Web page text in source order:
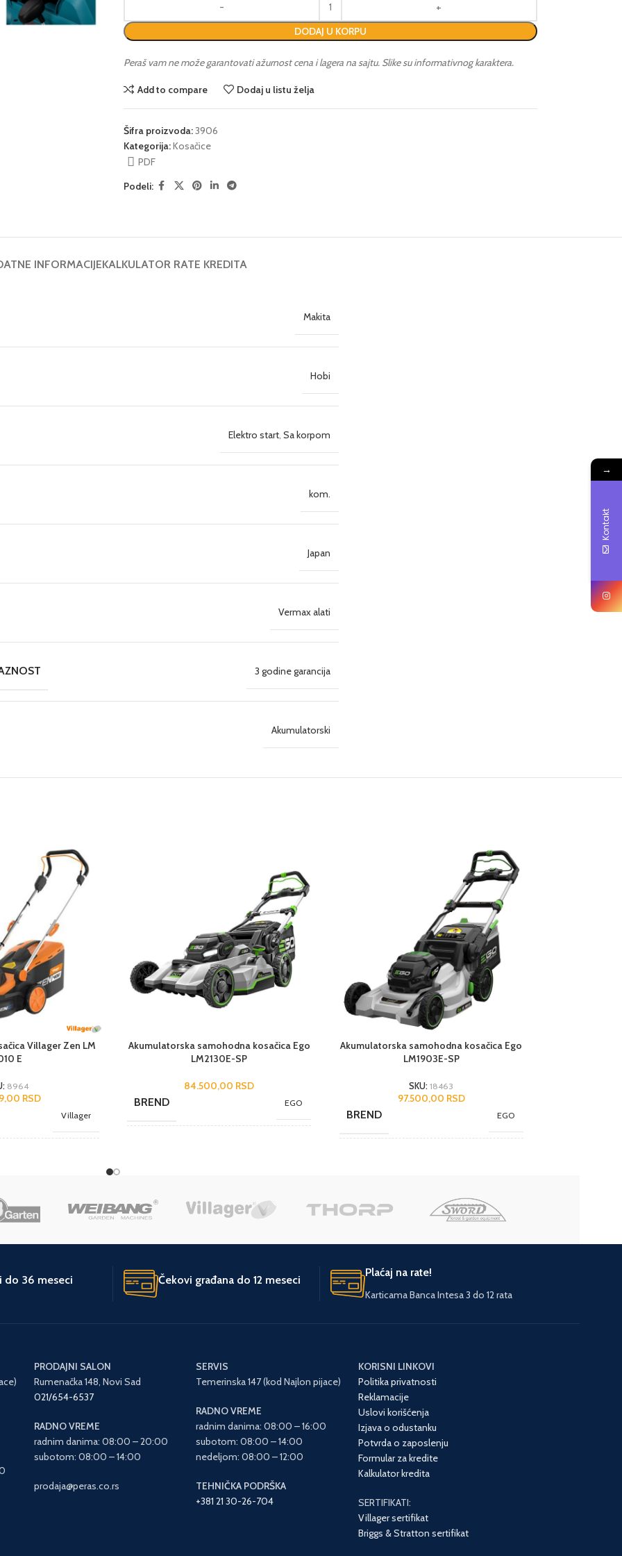
DODAJ U KORPU
Peraš vam ne može garantovati ažurnost cena i lagera na sajtu. Slike su informativnog karaktera.
Add to compare Dodaj u listu želja
Šifra proizvoda:3906
Kategorija:Kosačice
PDF
Podeli:
INFORMACIJEKALKULATOR RATE KREDITA
Makita
Hobi
Elektro start, Sa korpom
kom.
Japan
Vermax alati
3 godine garancija
Akumulatorski
Villager Zen LM
E
8964
RSD
Villager
Elektro start Sa korpom
Akumulatorska samohodna kosačica Ego
LM2130E-SP
84.500,00 RSD
BREND EGO
Samohodna
JEDINICA MERE kom.
ZEMLJA POREKLA
Akumulatorska samohodna kosačica Ego
LM1903E-SP
SKU:18463
97.500,00 RSD
BREND EGO
DODACI Elektro start,Sa korpom
Samohodna
UVOZNIK
do 36 meseci Čekovi građana do 12 meseci
Plaćaj na rate!
Karticama Banca Intesa 3 do 12 rata
PRODAJNI SALON
Rumenačka 148, Novi Sad
021/654-6537
RADNO VREME
radnim danima: 08:00 – 20:00
subotom: 08:00 – 14:00
prodaja@peras.co.rs
SERVIS
Temerinska 147 (kod Najlon pijace)
RADNO VREME
radnim danima: 08:00 – 16:00
subotom: 08:00 – 14:00
nedeljom: 08:00 – 12:00
TEHNIČKA PODRŠKA
+381 21 30-26-704
KORISNI LINKOVI
Politika privatnosti
Reklamacije
Uslovi korišćenja
Izjava o odustanku
Potvrda o zaposlenju
Formular za kredite
Kalkulator kredita
SERTIFIKATI:
Villager sertifikat
Briggs & Stratton sertifikat
→
Kontakt